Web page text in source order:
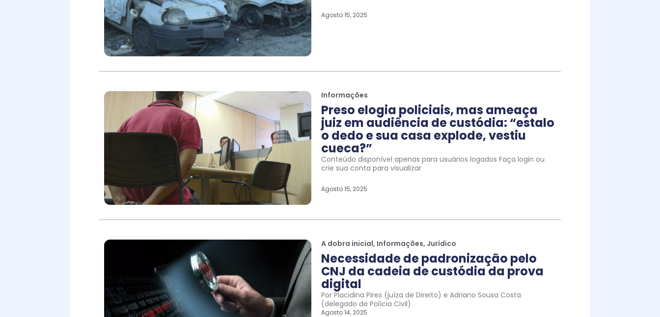
Agosto 15, 2025
Informações
Preso elogia policiais, mas ameaça
juiz em audiência de custódia: “estalo
o dedo e sua casa explode, vestiu
cueca?”
Conteúdo disponível apenas para usuários logados Faça login ou
crie sua conta para visualizar
Agosto 15, 2025
A dobra inicial, Informações, Jurídico
Necessidade de padronização pelo
CNJ da cadeia de custódia da prova
digital
Por Placidina Pires (juíza de Direito) e Adriano Sousa Costa
(delegado de Polícia Civil)
Agosto 14, 2025